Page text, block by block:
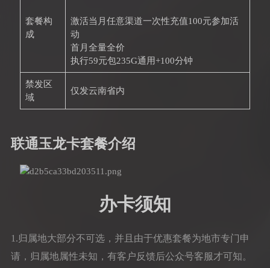
套餐构
成
激活当月任意渠道一次性充值100元参加活
动
首月全量全价
执行59元包235G通用+100分钟
禁发区
域
仅发云南省内
联通玉龙卡套餐介绍
办卡须知
1.归属地大部分不可选，并且由于优惠套餐为地市专门申
请，归属地属性未知，有客户反馈后公众号客服才可知。